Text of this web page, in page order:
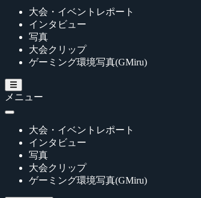
大会・イベントレポート
インタビュー
写真
大会クリップ
ゲーミング環境写真(GMiru)
メニュー
大会・イベントレポート
インタビュー
写真
大会クリップ
ゲーミング環境写真(GMiru)